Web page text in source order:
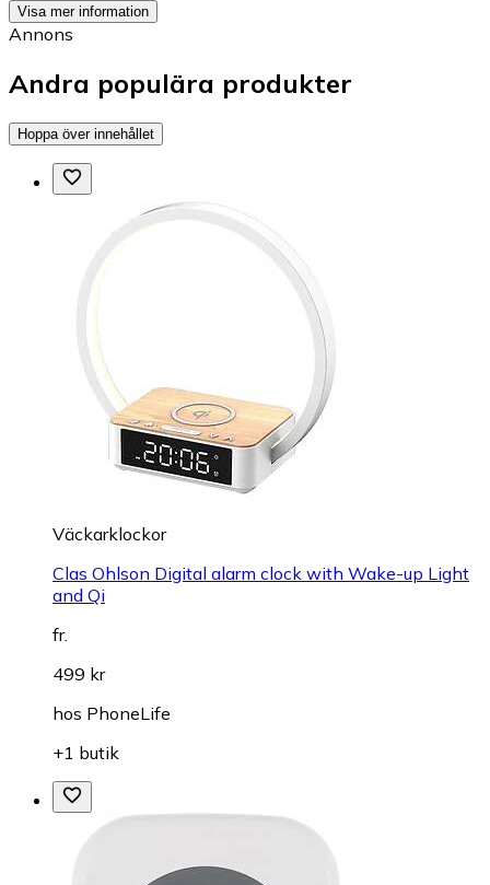
Visa mer information
Annons
Andra populära produkter
Hoppa över innehållet
Väckarklockor
Clas Ohlson Digital alarm clock with Wake-up Light
and Qi
fr.
499 kr
hos PhoneLife
+1 butik